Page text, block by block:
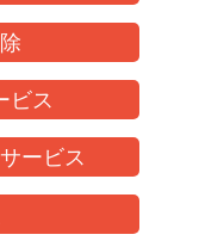
ビス
ービス